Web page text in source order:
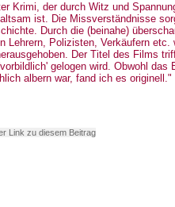
Krimi, der durch Witz und
ist. Die Missverständnisse
Durch die (beinahe)
Lehrern, Polizisten, Verkäufern etc.
Der Titel des Films
gelogen wird. Obwohl das
albern war, fand ich es originell."
Link zu diesem Beitrag